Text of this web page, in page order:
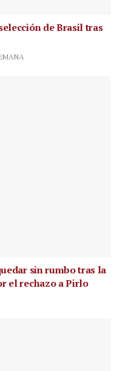
de Brasil tras
sin rumbo tras la
el rechazo a Pirlo